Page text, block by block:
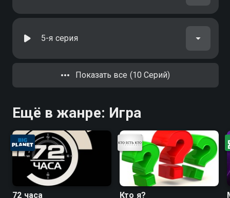
5-я серия
Показать все (10 Серий)
Ещё в жанре: Игра
72 часа Кто я?